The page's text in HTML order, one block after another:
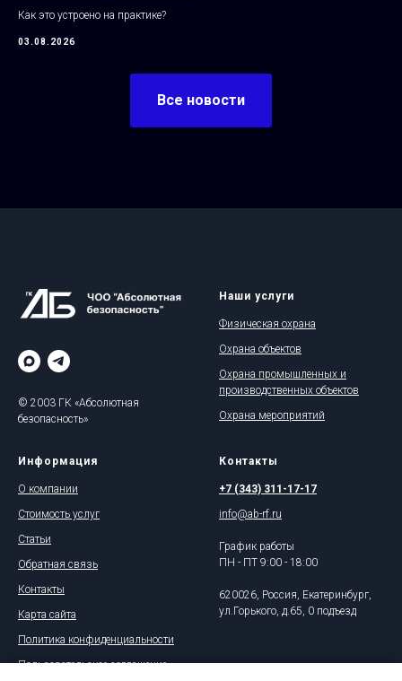
Как это устроено на практике?
03.08.2026
Все новости
© 2003 ГК «Абсолютная
безопасность»
Наши услуги
Физическая охрана
Охрана объектов
Охрана промышленных и
производственных объектов
Охрана мероприятий
Информация
О компании
Стоимость услуг
Статьи
Обратная связь
Контакты
Карта сайта
Политика конфиденциальности
Пользовательское соглашение
Контакты
+7 (343) 311-17-17
info@ab-rf.ru
График работы
ПН - ПТ 9:00 - 18:00
620026, Россия, Екатеринбург,
ул.Горького, д.65, 0 подъезд